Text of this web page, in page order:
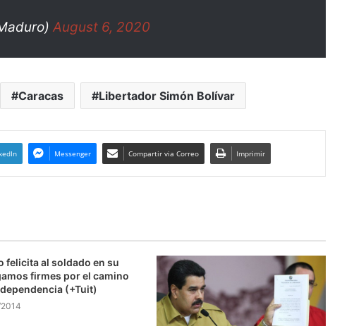
August 6, 2020
Caracas Libertador Simón Bolívar
Messenger Compartir via Correo Imprimir
felicita al soldado en su
firmes por el camino
(+Tuit)